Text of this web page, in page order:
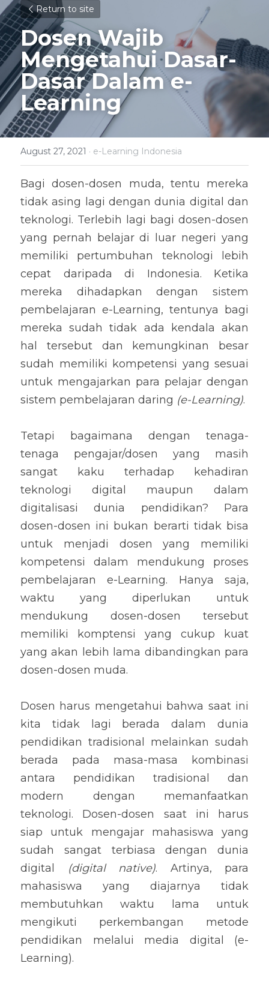
Return to site
Dosen Wajib
Mengetahui Dasar-
Dasar Dalam e-
Learning
August 27, 2021 · e-Learning Indonesia
Bagi dosen-dosen muda, tentu mereka
tidak asing lagi dengan dunia digital dan
teknologi. Terlebih lagi bagi dosen-dosen
yang pernah belajar di luar negeri yang
memiliki pertumbuhan teknologi lebih
cepat daripada di Indonesia. Ketika
mereka dihadapkan dengan sistem
pembelajaran e-Learning, tentunya bagi
mereka sudah tidak ada kendala akan
hal tersebut dan kemungkinan besar
sudah memiliki kompetensi yang sesuai
untuk mengajarkan para pelajar dengan
sistem pembelajaran daring (e-Learning).
Tetapi bagaimana dengan tenaga-
tenaga pengajar/dosen yang masih
sangat kaku terhadap kehadiran
teknologi digital maupun dalam
digitalisasi dunia pendidikan? Para
dosen-dosen ini bukan berarti tidak bisa
untuk menjadi dosen yang memiliki
kompetensi dalam mendukung proses
pembelajaran e-Learning. Hanya saja,
waktu yang diperlukan untuk
mendukung dosen-dosen tersebut
memiliki komptensi yang cukup kuat
yang akan lebih lama dibandingkan para
dosen-dosen muda.
Dosen harus mengetahui bahwa saat ini
kita tidak lagi berada dalam dunia
pendidikan tradisional melainkan sudah
berada pada masa-masa kombinasi
antara pendidikan tradisional dan
modern dengan memanfaatkan
teknologi. Dosen-dosen saat ini harus
siap untuk mengajar mahasiswa yang
sudah sangat terbiasa dengan dunia
digital
(digital native). Artinya, para
mahasiswa yang diajarnya tidak
membutuhkan waktu lama untuk
mengikuti perkembangan metode
pendidikan melalui media digital (e-
Learning).